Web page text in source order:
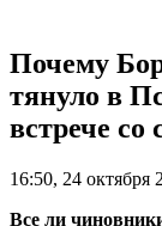
Почему
тянуло в
встрече со
16:50, 24
Все ли